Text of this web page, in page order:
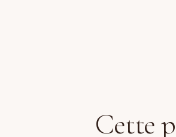
Cette